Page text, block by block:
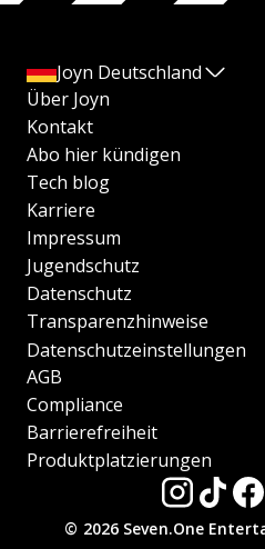
Joyn Deutschland
Über Joyn
Kontakt
Abo hier kündigen
Tech blog
Karriere
Impressum
Jugendschutz
Datenschutz
Transparenzhinweise
Datenschutzeinstellungen
AGB
Compliance
Barrierefreiheit
Produktplatzierungen
© 2026 Seven.One